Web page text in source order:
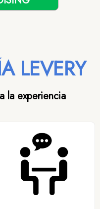
LEVERY
la experiencia